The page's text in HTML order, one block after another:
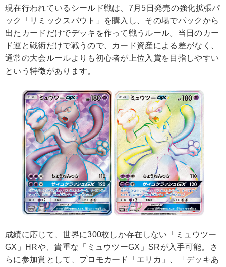
現在行われているシールド戦は、7月5日発売の強化拡張パ
ック「リミックスバウト」を購入し、その場でパックから
出たカードだけでデッキを作って戦うルール。当日のカー
ド運と戦術だけで戦うので、カード資産による差がなく、
通常の大会ルールよりも初心者が上位入賞を目指しやすい
という特徴があります。
成績に応じて、世界に300枚しか存在しない「ミュウツー
GX」HRや、貴重な「ミュウツーGX」SRが入手可能。さ
らに参加賞として、プロモカード「エリカ」、「デッキあ